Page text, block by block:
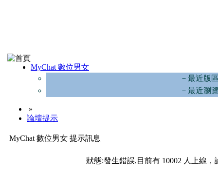
MyChat 數位男女
－最近版
－最近瀏
»
論壇提示
MyChat 數位男女 提示訊息
狀態:發生錯誤,目前有 10002 人上線